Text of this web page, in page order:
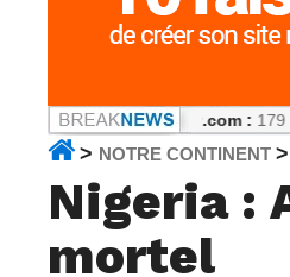
Notrecontinent.com : 179 rescapés,
> NOTRE CONTINENT >
Nigeria :
mortel